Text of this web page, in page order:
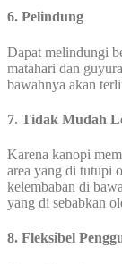
6. Pelindung
Dapat melindungi
matahari dan
bawahnya akan
7. Tidak Mudah
Karena kanopi
area yang di tutupi
kelembaban di
yang di sebabkan
8. Fleksibel